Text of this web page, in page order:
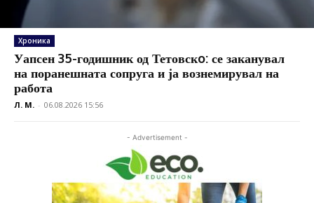
Хроника
Уапсен 35-годишник од Тетовскo: се заканувал
на поранешната сопруга и ја вознемирувал на
работа
Л. М. - 06.08.2026 15:56
- Advertisement -